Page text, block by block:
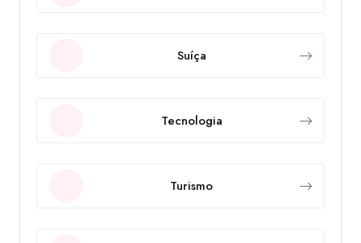
Suíça
Tecnologia
Turismo